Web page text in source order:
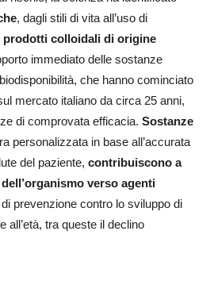
, dagli stili di vita all’uso di
prodotti colloidali di origine
immediato delle sostanze
che hanno cominciato
mercato italiano da circa 25 anni,
di comprovata efficacia. Sostanze
personalizzata in base all’accurata
del paziente, contribuiscono a
verso agenti
prevenzione contro lo sviluppo di
all’età, tra queste il declino